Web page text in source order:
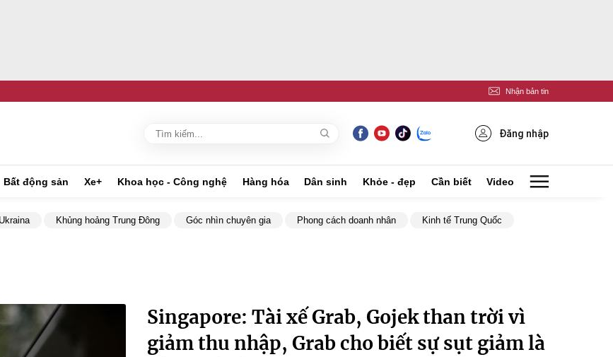
Nhận bản tin
Đăng nhập
Bất động sản Xe+ Khoa học - Công nghệ Hàng hóa Dân sinh Khỏe - đẹp Cần biết Video
Khủng hoảng Trung Đông Góc nhìn chuyên gia Phong cách doanh nhân Kinh tế Trung Quốc
Singapore: Tài xế Grab, Gojek than trời vì
giảm thu nhập, Grab cho biết sự sụt giảm là